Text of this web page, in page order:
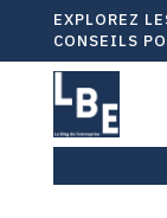
EXPLOREZ
CONSEILS